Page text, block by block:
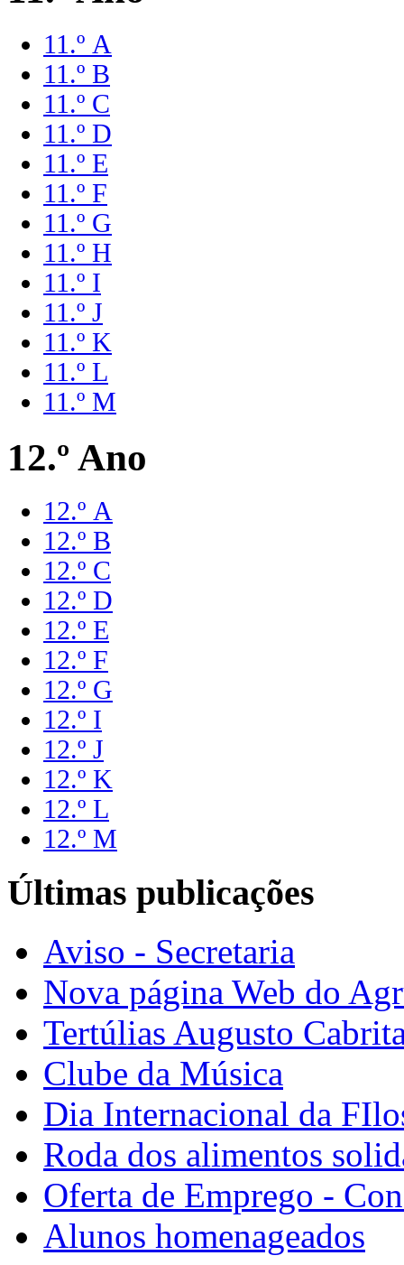
11.º A
11.º B
11.º C
11.º D
11.º E
11.º F
11.º G
11.º H
11.º I
11.º J
11.º K
11.º L
11.º M
12.º Ano
12.º A
12.º B
12.º C
12.º D
12.º E
12.º F
12.º G
12.º I
12.º J
12.º K
12.º L
12.º M
Últimas publicações
Aviso - Secretaria
Nova página Web do
Tertúlias Augusto
Clube da Música
Dia Internacional da
Roda dos alimentos
Oferta de Emprego -
Alunos homenageados